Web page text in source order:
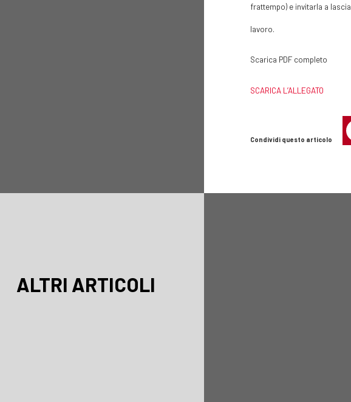
frattempo) e invitarla a
lavoro.
Scarica PDF completo
SCARICA L’ALLEGATO
Condividi questo articolo
ALTRI ARTICOLI